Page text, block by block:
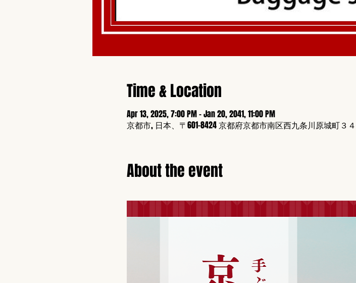
Time & Location
Apr 13, 2025, 7:00 PM – Jan 20, 2041, 11:00 PM
京都市, 日本、〒601-8424 京都府京都市南区西九条川原城町３
About the event